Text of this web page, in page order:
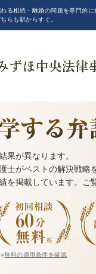
る相続・離婚の問題を専門的
らも駅からすぐ。
果が異なります。
士がベストの解決戦略
を掲載しています。ご
※無料の適用条件を確認